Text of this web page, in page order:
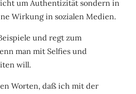
um Authentizität sondern in
Wirkung in sozialen Medien.
und regt zum
man mit Selfies und
will.
Worten, daß ich mit der